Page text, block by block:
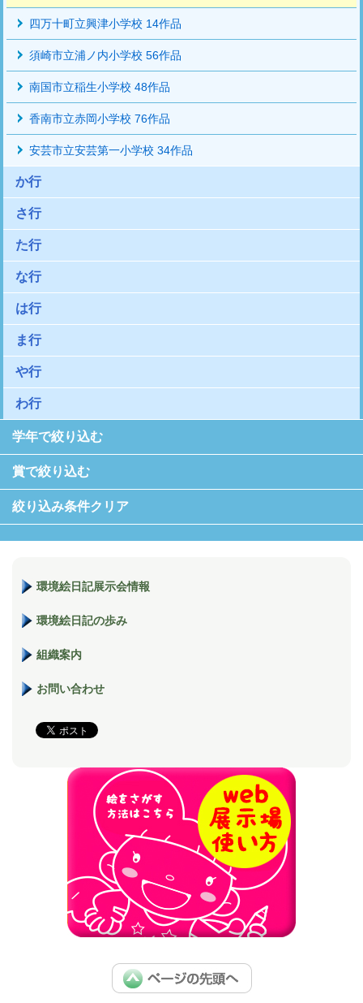
四万十町立興津小学校 14作品
須崎市立浦ノ内小学校 56作品
南国市立稲生小学校 48作品
香南市立赤岡小学校 76作品
安芸市立安芸第一小学校 34作品
か行
さ行
た行
な行
は行
ま行
や行
わ行
学年で絞り込む
賞で絞り込む
絞り込み条件クリア
環境絵日記展示会情報
環境絵日記の歩み
組織案内
お問い合わせ